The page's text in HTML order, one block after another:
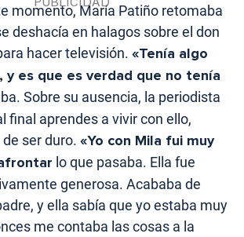
momento, María Patiño retomaba
deshacía en halagos sobre el don
hacer televisión. «Tenía algo
y es que es verdad que no tenía
Sobre su ausencia, la periodista
final aprendes a vivir con ello,
ser duro. «Yo con Mila fui muy
lo que pasaba. Ella fue
generosa. Acababa de
y ella sabía que yo estaba muy
me contaba las cosas a la